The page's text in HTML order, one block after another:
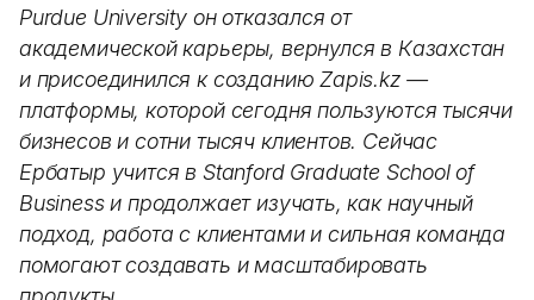
Purdue University он отказался от
академической карьеры, вернулся в Казахстан
и присоединился к созданию Zapis.kz —
платформы, которой сегодня пользуются тысячи
бизнесов и сотни тысяч клиентов. Сейчас
Ербатыр учится в Stanford Graduate School of
Business и продолжает изучать, как научный
подход, работа с клиентами и сильная команда
помогают создавать и масштабировать